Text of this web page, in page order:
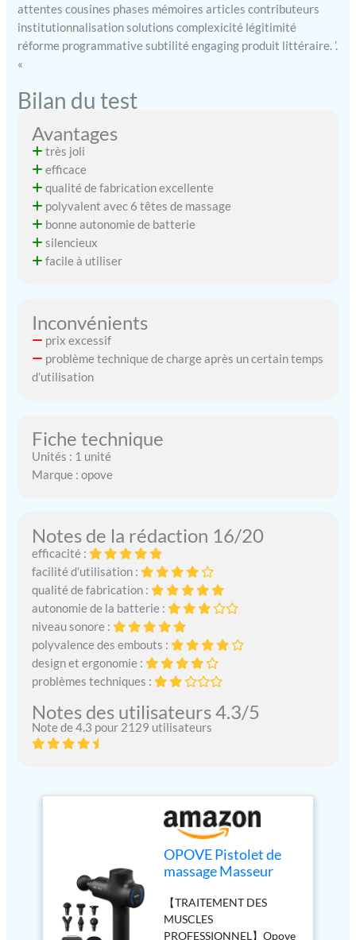
attentes cousines phases mémoires articles contributeurs
institutionnalisation solutions complexicité légitimité
réforme programmative subtilité engaging produit littéraire. ’.
«
Bilan du test
Avantages
très joli
efficace
qualité de fabrication excellente
polyvalent avec 6 têtes de massage
bonne autonomie de batterie
silencieux
facile à utiliser
Inconvénients
prix excessif
problème technique de charge après un certain temps
d’utilisation
Fiche technique
Unités : 1 unité
Marque : opove
Notes de la rédaction 16/20
efficacité :
facilité d’utilisation :
qualité de fabrication :
autonomie de la batterie :
niveau sonore :
polyvalence des embouts :
design et ergonomie :
problèmes techniques :
Notes des utilisateurs 4.3/5
Note de 4.3 pour 2129 utilisateurs
OPOVE Pistolet de
massage Masseur
Percussion des tissus
profonds Masseur
【TRAITEMENT DES
MUSCLES
PROFESSIONNEL】Opove